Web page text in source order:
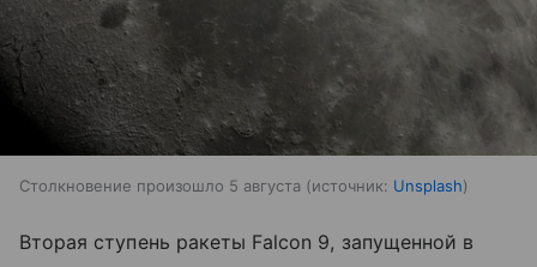
Столкновение произошло 5 августа источник: Unsplash
Вторая ступень ракеты Falcon 9, запущенной в